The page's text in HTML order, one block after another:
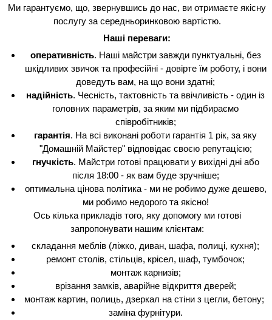
Ми гарантуємо, що, звернувшись до нас, ви отримаєте якісну
послугу за середньоринковою вартістю.
Наші переваги:
оперативність. Наші майстри завжди пунктуальні, без
шкідливих звичок та професійні - довірте їм роботу, і вони
доведуть вам, на що вони здатні;
надійність. Чесність, тактовність та ввічливість - один із
головних параметрів, за яким ми підбираємо
співробітників;
гарантія. На всі виконані роботи гарантія 1 рік, за яку
"Домашній Майстер" відповідає своєю репутацією;
гнучкість. Майстри готові працювати у вихідні дні або
після 18:00 - як вам буде зручніше;
оптимальна цінова політика - ми не робимо дуже дешево,
ми робимо недорого та якісно!
Ось кілька прикладів того, яку допомогу ми готові
запропонувати нашим клієнтам:
складання меблів (ліжко, диван, шафа, полиці, кухня);
ремонт столів, стільців, крісел, шаф, тумбочок;
монтаж карнизів;
врізання замків, аварійне відкриття дверей;
монтаж картин, полиць, дзеркал на стіни з цегли, бетону;
заміна фурнітури.